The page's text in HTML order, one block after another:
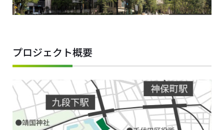
プロジェクト概要